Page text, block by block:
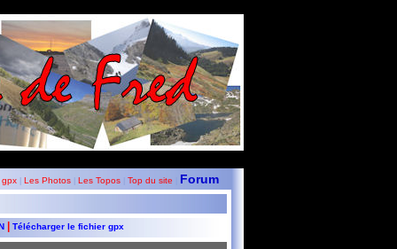
gpx Les Photos Les Topos Top du site Forum
Télécharger le fichier gpx